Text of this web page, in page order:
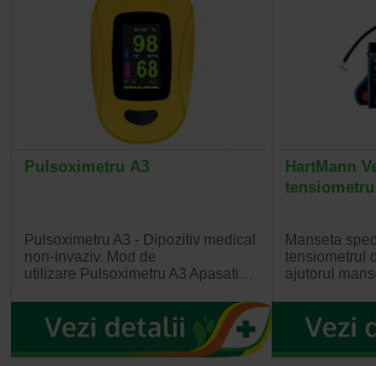
Pulsoximetru A3
Pulsoximetru A3 - Dipozitiv medical
non-invaziv. Mod de
utilizare Pulsoximetru A3 Apasati…
HartMann
Manseta
tensiometrul
ajutorul